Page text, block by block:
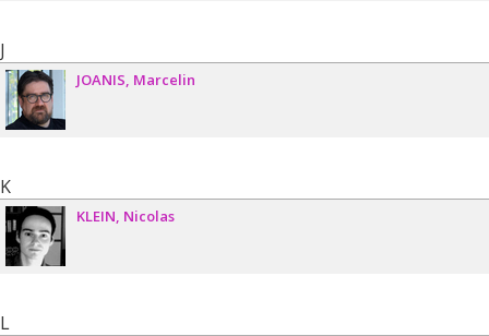
J
JOANIS Marcelin
K
KLEIN Nicolas
L